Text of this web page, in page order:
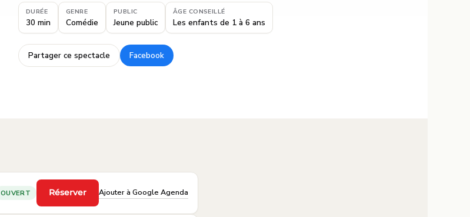
DURÉE
30 min
GENRE
Comédie
PUBLIC
Jeune public
ÂGE CONSEILLÉ
Les enfants de 1 à 6 ans
Partager ce spectacle
·
Facebook
OUVERT Réserver
·
Ajouter à Google Agenda